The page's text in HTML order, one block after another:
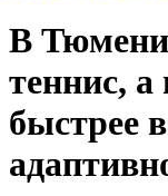
В Тюмени
теннис, а
быстрее